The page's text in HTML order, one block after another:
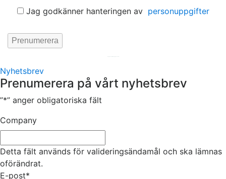
Jag godkänner hanteringen av personuppgifter
Nyhetsbrev
Prenumerera på vårt nyhetsbrev
”*” anger obligatoriska fält
Company
Detta fält används för valideringsändamål och ska lämnas
oförändrat.
E-post*